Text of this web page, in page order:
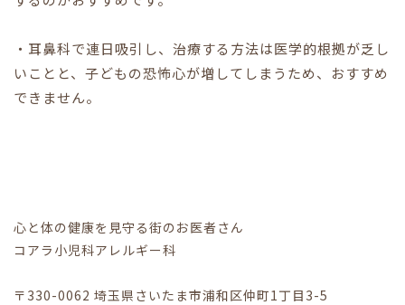
・耳鼻科で連日吸引し、治療する方法は医学的根拠が乏し
いことと、子どもの恐怖心が増してしまうため、おすすめ
できません。
心と体の健康を見守る街のお医者さん
コアラ小児科アレルギー科
〒330-0062 埼玉県さいたま市浦和区仲町1丁目3-5